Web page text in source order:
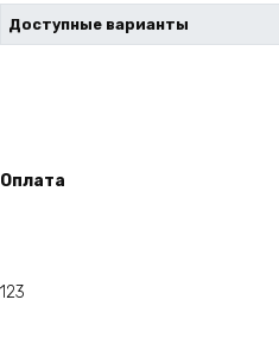
Доступные варианты
Оплата
123